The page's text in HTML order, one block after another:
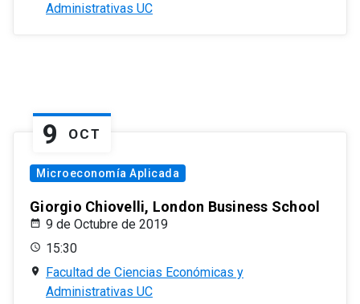
Administrativas UC
9 OCT
Microeconomía Aplicada
Giorgio Chiovelli, London Business School
9 de Octubre de 2019
15:30
Facultad de Ciencias Económicas y
Administrativas UC